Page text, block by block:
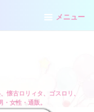
メニュー
懐古ロリィタ、ゴスロリ、
女性・通販。